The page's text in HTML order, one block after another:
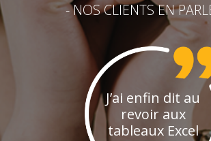
- NOS CLIENTS EN
J’ai enfin dit au
revoir aux
tableaux Excel